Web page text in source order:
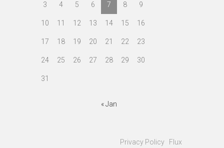
3 4 5 6 7 8 9
10 11 12 13 14 15 16
17 18 19 20 21 22 23
24 25 26 27 28 29 30
31
« Jan
Privacy Policy Flux